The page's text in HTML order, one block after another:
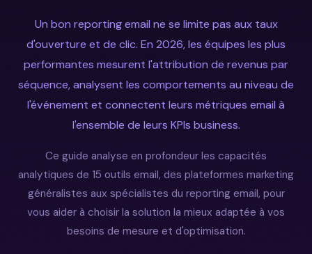
Un bon reporting email ne se limite pas aux taux
d'ouverture et de clic. En 2026, les équipes les plus
performantes mesurent l'attribution de revenus par
séquence, analysent les comportements au niveau de
l'événement et connectent leurs métriques email à
l'ensemble de leurs KPIs business.
Ce guide analyse en profondeur les capacités
analytiques de 15 outils email, des plateformes marketing
généralistes aux spécialistes du reporting email, pour
vous aider à choisir la solution la mieux adaptée à vos
besoins de mesure et d'optimisation.